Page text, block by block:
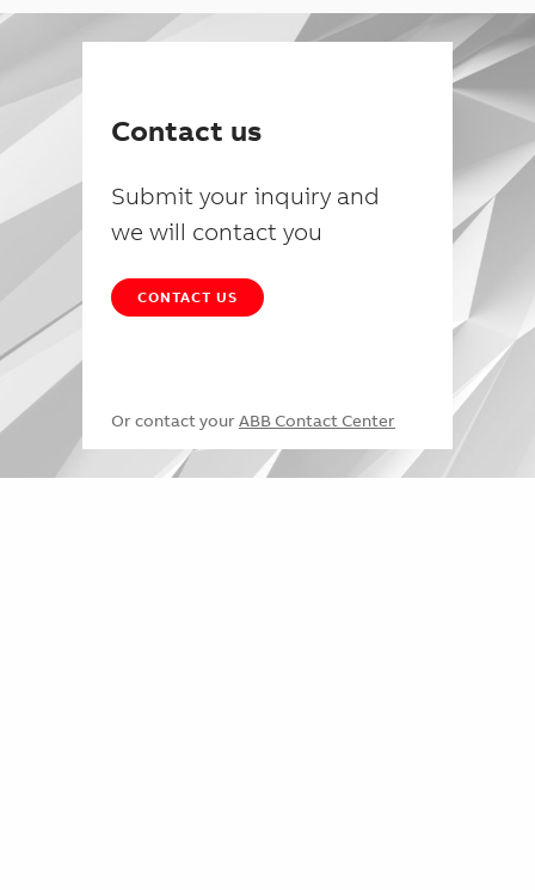
Contact us
Submit your inquiry and
we will contact you
CONTACT US
Or contact your ABB Contact Center